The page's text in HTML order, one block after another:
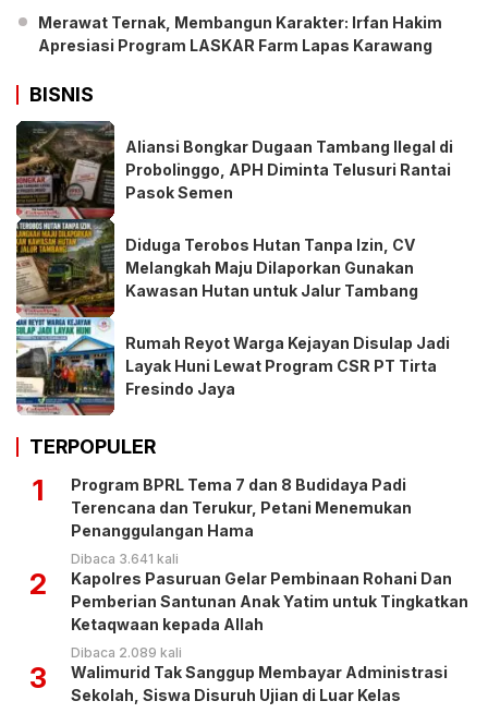
Merawat Ternak, Membangun Karakter: Irfan Hakim
Apresiasi Program LASKAR Farm Lapas Karawang
BISNIS
Aliansi Bongkar Dugaan Tambang Ilegal di
Probolinggo, APH Diminta Telusuri Rantai
Pasok Semen
Diduga Terobos Hutan Tanpa Izin, CV
Melangkah Maju Dilaporkan Gunakan
Kawasan Hutan untuk Jalur Tambang
Rumah Reyot Warga Kejayan Disulap Jadi
Layak Huni Lewat Program CSR PT Tirta
Fresindo Jaya
TERPOPULER
1
Program BPRL Tema 7 dan 8 Budidaya Padi
Terencana dan Terukur, Petani Menemukan
Penanggulangan Hama
Dibaca 3.641 kali
2
Kapolres Pasuruan Gelar Pembinaan Rohani Dan
Pemberian Santunan Anak Yatim untuk Tingkatkan
Ketaqwaan kepada Allah
Dibaca 2.089 kali
3
Walimurid Tak Sanggup Membayar Administrasi
Sekolah, Siswa Disuruh Ujian di Luar Kelas